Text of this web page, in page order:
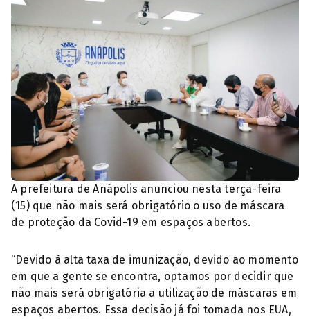
A prefeitura de Anápolis anunciou nesta terça-feira
(15) que não mais será obrigatório o uso de máscara
de proteção da Covid-19 em espaços abertos.
“Devido à alta taxa de imunização, devido ao momento
em que a gente se encontra, optamos por decidir que
não mais será obrigatória a utilização de máscaras em
espaços abertos. Essa decisão já foi tomada nos EUA,